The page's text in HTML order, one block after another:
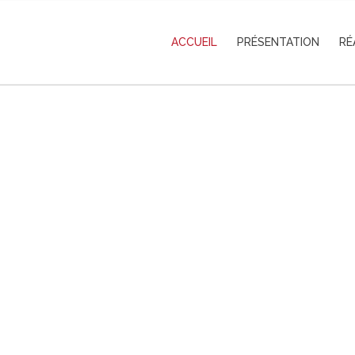
ACCUEIL PRÉSENTATION